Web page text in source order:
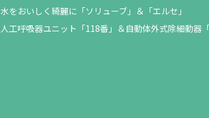
水をおいしく綺麗に「ソリューブ」＆「エルセ」
人工呼吸器ユニット「118番」＆自動体外式除細動器